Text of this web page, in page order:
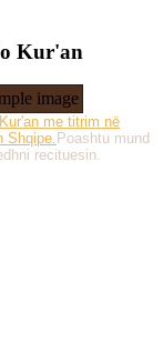
Kur'an
me titrim në
Shqipe. Poashtu mund
recituesin.